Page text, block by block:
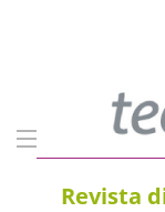
Revista